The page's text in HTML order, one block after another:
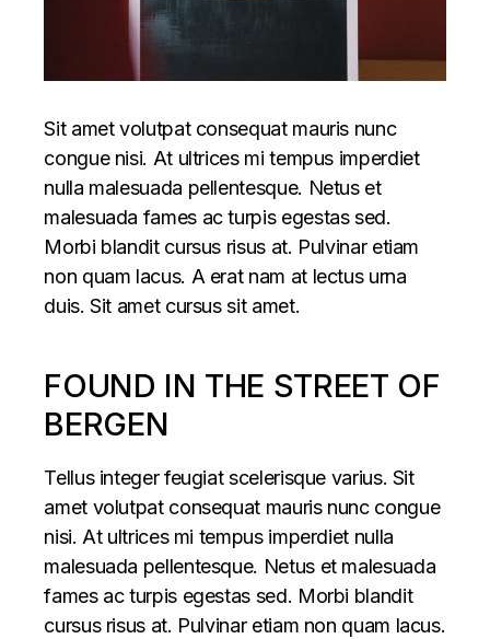
Sit amet volutpat consequat mauris nunc
congue nisi. At ultrices mi tempus imperdiet
nulla malesuada pellentesque. Netus et
malesuada fames ac turpis egestas sed.
Morbi blandit cursus risus at. Pulvinar etiam
non quam lacus. A erat nam at lectus urna
duis. Sit amet cursus sit amet.
FOUND IN THE STREET OF
BERGEN
Tellus integer feugiat scelerisque varius. Sit
amet volutpat consequat mauris nunc congue
nisi. At ultrices mi tempus imperdiet nulla
malesuada pellentesque. Netus et malesuada
fames ac turpis egestas sed. Morbi blandit
cursus risus at. Pulvinar etiam non quam lacus.